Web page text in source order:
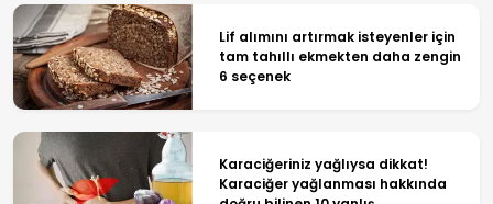
Lif alımını artırmak isteyenler için
tam tahıllı ekmekten daha zengin
6 seçenek
Karaciğeriniz yağlıysa dikkat!
Karaciğer yağlanması hakkında